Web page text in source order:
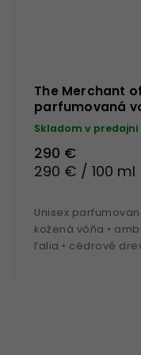
The Merchant
parfumovaná
Skladom v predajni
290 €
290 € / 100 ml
Unisex
kožená vôňa •
ľalia • cédrové